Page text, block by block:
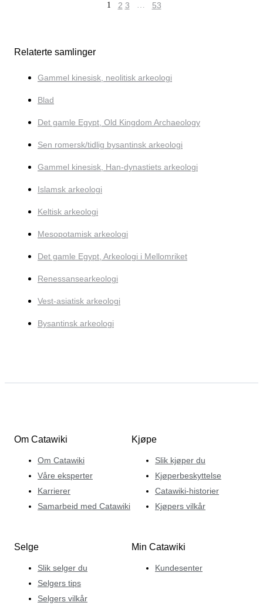
1 2 3 … 53
Relaterte samlinger
Gammel kinesisk, neolitisk arkeologi
Blad
Det gamle Egypt, Old Kingdom Archaeology
Sen romersk/tidlig bysantinsk arkeologi
Gammel kinesisk, Han-dynastiets arkeologi
Islamsk arkeologi
Keltisk arkeologi
Mesopotamisk arkeologi
Det gamle Egypt, Arkeologi i Mellomriket
Renessansearkeologi
Vest-asiatisk arkeologi
Bysantinsk arkeologi
Om Catawiki
Om Catawiki
Våre eksperter
Karrierer
Samarbeid med Catawiki
Kjøpe
Slik kjøper du
Kjøperbeskyttelse
Catawiki-historier
Kjøpers vilkår
Selge
Slik selger du
Selgers tips
Selgers vilkår
Min Catawiki
Kundesenter